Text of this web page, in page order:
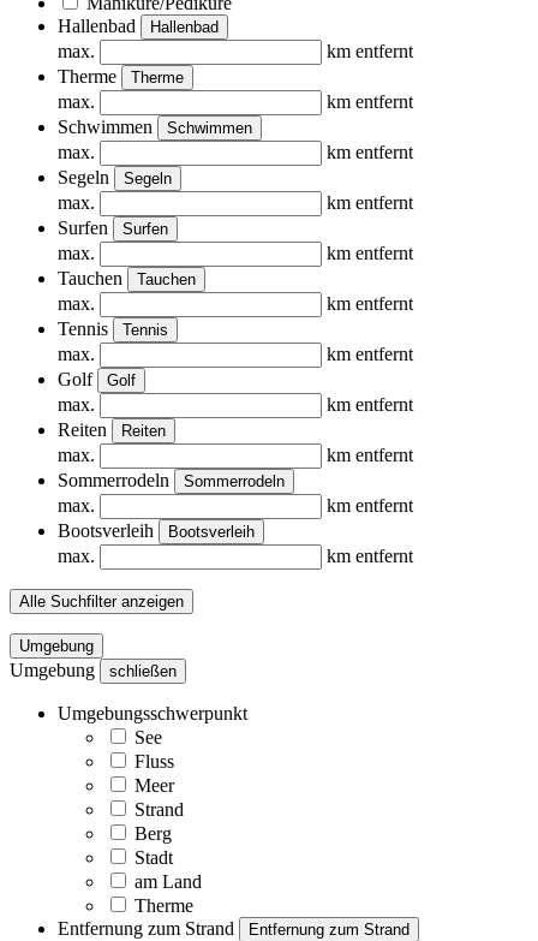
Hallenbad
Hallenbad
max.
km entfernt
Therme
Therme
max.
km entfernt
Schwimmen
Schwimmen
max.
km entfernt
Segeln
Segeln
max.
km entfernt
Surfen
Surfen
max.
km entfernt
Tauchen
Tauchen
max.
km entfernt
Tennis
Tennis
max.
km entfernt
Golf
Golf
max.
km entfernt
Reiten
Reiten
max.
km entfernt
Sommerrodeln
Sommerrodeln
max.
km entfernt
Bootsverleih
Bootsverleih
max. km entfernt
Alle Suchfilter anzeigen
Umgebung
Umgebung schließen
Umgebungsschwerpunkt
See
Fluss
Meer
Strand
Berg
Stadt
am Land
Therme
Entfernung zum Strand
Entfernung zum Strand